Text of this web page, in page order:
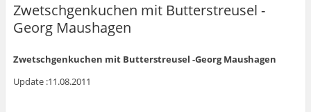
Zwetschgenkuchen mit Butterstreusel -
Georg Maushagen
Zwetschgenkuchen mit Butterstreusel -Georg Maushagen
Update :11.08.2011